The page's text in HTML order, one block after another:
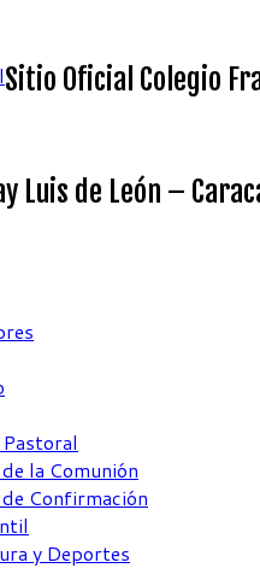
Sitio Oficial Colegio
Luis de León –
la Comunión
Confirmación
y Deportes